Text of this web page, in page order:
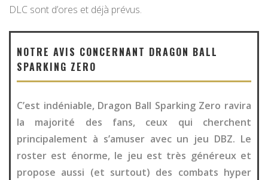
DLC sont d’ores et déjà prévus.
NOTRE AVIS CONCERNANT DRAGON BALL
SPARKING ZERO
C’est indéniable, Dragon Ball Sparking Zero ravira
la majorité des fans, ceux qui cherchent
principalement à s’amuser avec un jeu DBZ. Le
roster est énorme, le jeu est très généreux et
propose aussi (et surtout) des combats hyper